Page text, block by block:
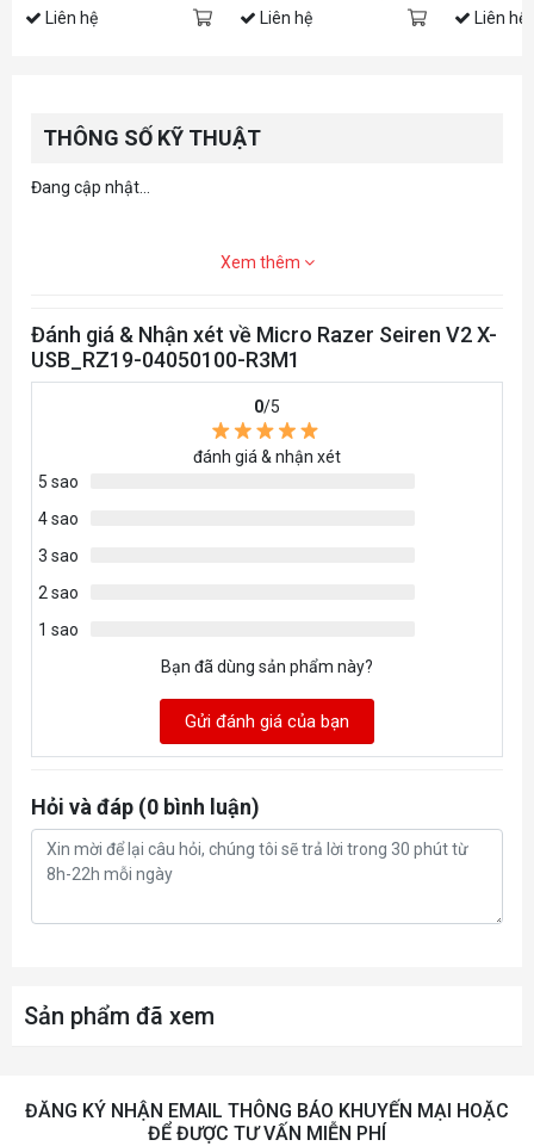
Liên hệ Liên hệ
Liên hệ
THÔNG SỐ KỸ THUẬT
Đang cập nhật...
Xem thêm
Đánh giá & Nhận xét về Micro Razer Seiren V2 X-
USB_RZ19-04050100-R3M1
0/5
đánh giá & nhận xét
5 sao
4 sao
3 sao
2 sao
1 sao
Bạn đã dùng sản phẩm này?
Gửi đánh giá của bạn
Hỏi và đáp (0 bình luận)
Sản phẩm đã xem
ĐĂNG KÝ NHẬN EMAIL THÔNG BÁO KHUYẾN MẠI HOẶC
ĐỂ ĐƯỢC TƯ VẤN MIỄN PHÍ